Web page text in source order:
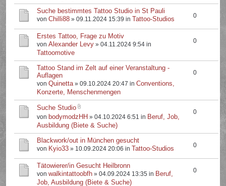
Suche bestimmtes Tattoo Studio in St Pauli
vonChilli88 » 09.11.2024 15:39 in Tattoo-Studios 0
Erstes Tattoo, Frage zu Motiv
vonAlexander Levy » 04.11.2024 9:54 in
Tattoomotive
0
Tattoo Stand im Zelt auf einer Veranstaltung -
Auflagen
vonQuinetta» 09.10.2024 20:47 inConventions,
Konzerte, Menschenmengen
0
Suche Studio
von bodymodzHH » 04.10.2024 6:51 in Beruf, Job,
Ausbildung (Biete & Suche)
0
Blackwork/out in München gesucht
von Kyio33 » 10.09.2024 20:06 in Tattoo-Studios 0
Tätowierer/in Gesucht Heilbronn
vonwalkintattoobfh » 04.09.2024 13:35 in Beruf,
Job, Ausbildung (Biete & Suche)
0